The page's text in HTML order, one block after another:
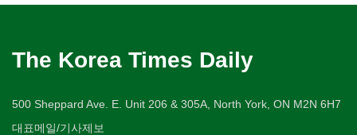
The Korea Times Daily
500 Sheppard Ave. E. Unit 206 & 305A, North York, ON M2N 6H7
대표메일/기사제보